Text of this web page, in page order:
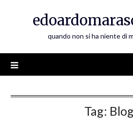
quando non si ha niente di
Tag: Blog